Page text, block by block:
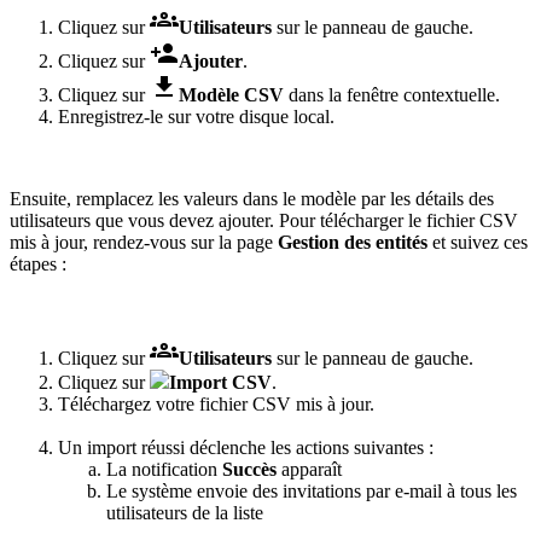
Cliquez surUtilisateurs sur le panneau de gauche.
Cliquez sur Ajouter.
Cliquez sur  Modèle CSV dans la fenêtre contextuelle.
Enregistrez-le sur votre disque local.
Ensuite, remplacez les valeurs dans le modèle par les détails des
utilisateurs que vous devez ajouter. Pour télécharger le fichier CSV
mis à jour, rendez-vous sur la page Gestion des entités et suivez ces
étapes :
Cliquez surUtilisateurs sur le panneau de gauche.
Cliquez sur
Import CSV.
Téléchargez votre fichier CSV mis à jour.
Un import réussi déclenche les actions suivantes :
La notification Succès apparaît
Le système envoie des invitations par e-mail à tous les
utilisateurs de la liste